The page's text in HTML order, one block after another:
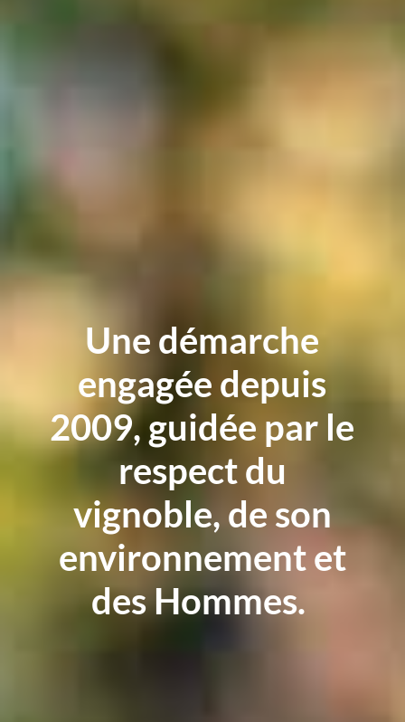
Une démarche
engagée depuis
2009, guidée par le
respect du
vignoble, de son
environnement et
des Hommes.